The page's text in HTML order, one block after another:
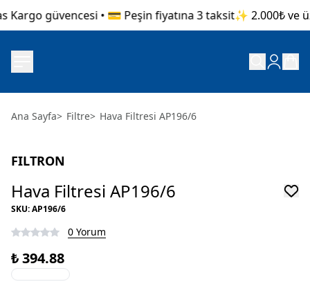
güvencesi • 💳 Peşin fiyatına 3 taksit✨ 2.000₺ ve
Ana Sayfa> Filtre> Hava Filtresi AP196/6
FILTRON
Hava Filtresi AP196/6
SKU:AP196/6
0 Yorum
₺ 394.88